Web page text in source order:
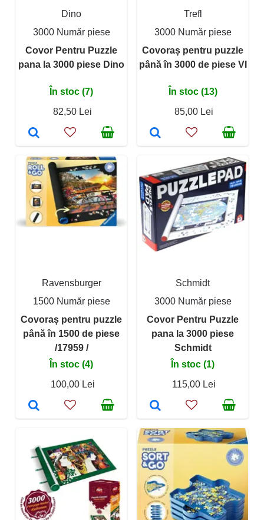
Dino
3000 Număr piese
Covor Pentru Puzzle
pana la 3000 piese Dino
În stoc (7)
82,50 Lei
Trefl
3000 Număr piese
Covoraș pentru puzzle
până în 3000 de piese VI
În stoc (13)
85,00 Lei
Ravensburger
1500 Număr piese
Covoraș pentru puzzle
până în 1500 de piese
/17959 /
În stoc (4)
100,00 Lei
Schmidt
3000 Număr piese
Covor Pentru Puzzle
pana la 3000 piese
Schmidt
În stoc (1)
115,00 Lei